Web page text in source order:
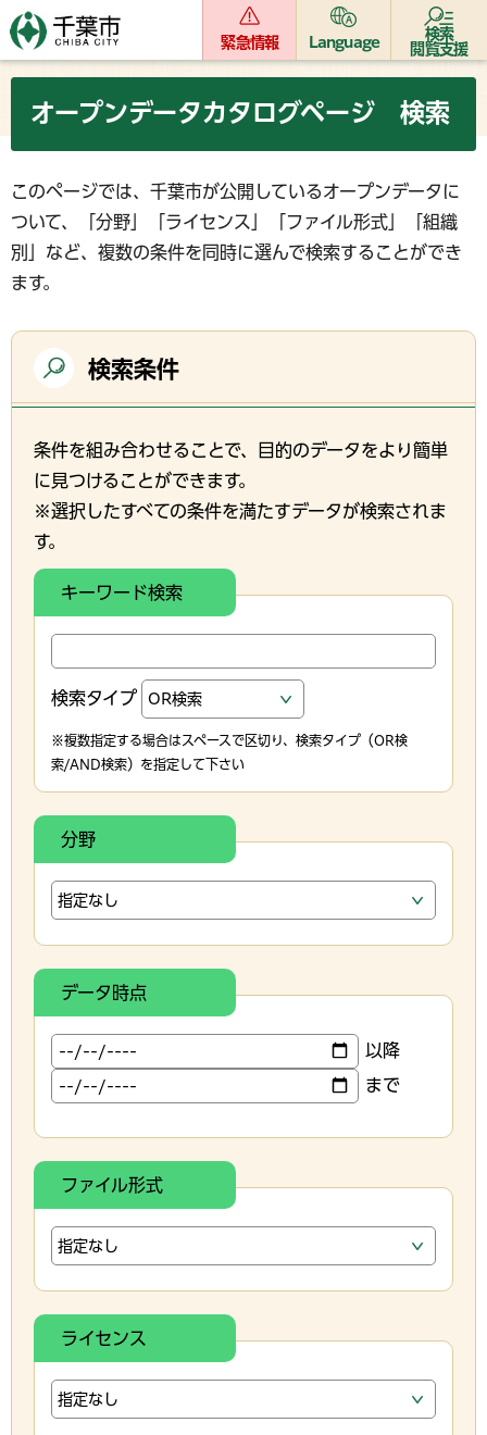
緊急情報 Language
検索
閲覧支援
オープンデータカタログページ 検索
このページでは、千葉市が公開しているオープンデータに
ついて、「分野」「ライセンス」「ファイル形式」「組織
別」など、複数の条件を同時に選んで検索することができ
ます。
検索条件
条件を組み合わせることで、目的のデータをより簡単
に見つけることができます。
※選択したすべての条件を満たすデータが検索されま
す。
キーワード検索
検索タイプ
※複数指定する場合はスペースで区切り、検索タイプ（OR検
索/AND検索）を指定して下さい
分野
データ時点
以降
まで
ファイル形式
ライセンス